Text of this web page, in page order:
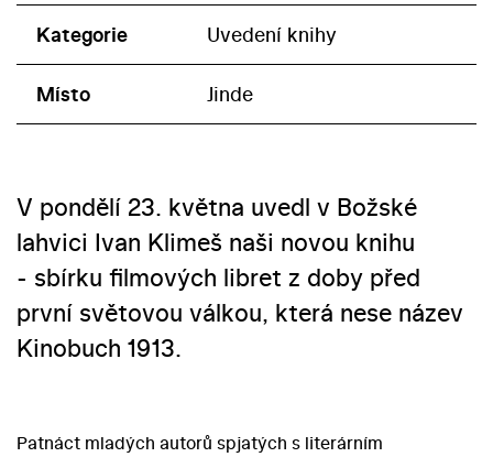
Kategorie Uvedení knihy
Místo Jinde
V pondělí 23. května uvedl v Božské
lahvici Ivan Klimeš naši novou knihu
- sbírku filmových libret z doby před
první světovou válkou, která nese název
Kinobuch 1913.
Patnáct mladých autorů spjatých s literárním